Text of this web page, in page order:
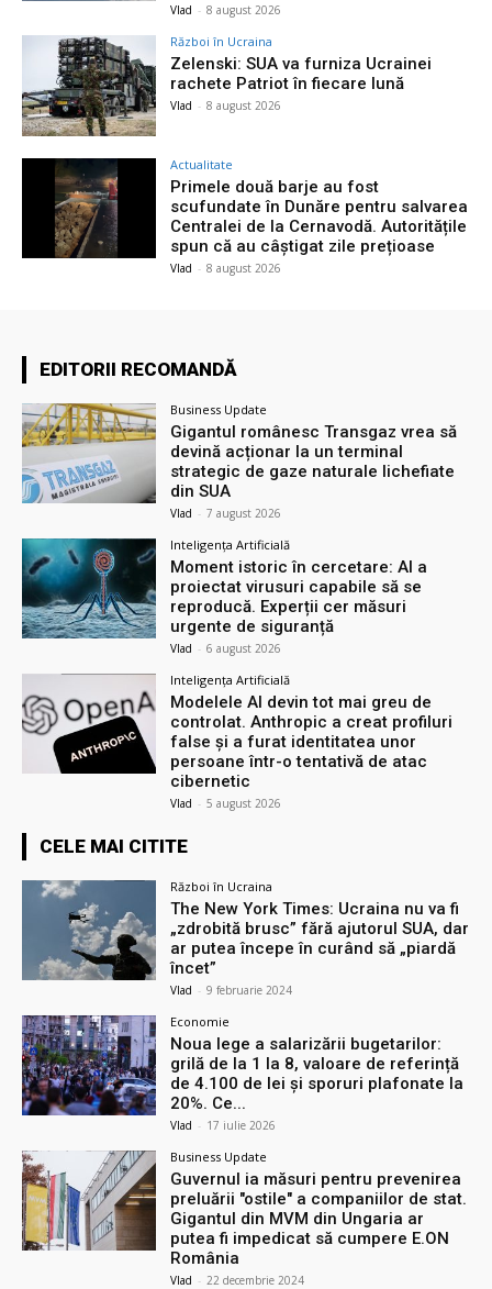
Vlad - 8 august 2026
Război în Ucraina
Zelenski: SUA va furniza Ucrainei
rachete Patriot în fiecare lună
Vlad - 8 august 2026
Actualitate
Primele două barje au fost
scufundate în Dunăre pentru salvarea
Centralei de la Cernavodă. Autoritățile
spun că au câștigat zile prețioase
Vlad - 8 august 2026
EDITORII RECOMANDĂ
Business Update
Gigantul românesc Transgaz vrea să
devină acționar la un terminal
strategic de gaze naturale lichefiate
din SUA
Vlad - 7 august 2026
Inteligența Artificială
Moment istoric în cercetare: AI a
proiectat virusuri capabile să se
reproducă. Experții cer măsuri
urgente de siguranță
Vlad - 6 august 2026
Inteligența Artificială
Modelele AI devin tot mai greu de
controlat. Anthropic a creat profiluri
false și a furat identitatea unor
persoane într-o tentativă de atac
cibernetic
Vlad - 5 august 2026
CELE MAI CITITE
Război în Ucraina
The New York Times: Ucraina nu va fi
„zdrobită brusc” fără ajutorul SUA, dar
ar putea începe în curând să „piardă
încet”
Vlad - 9 februarie 2024
Economie
Noua lege a salarizării bugetarilor:
grilă de la 1 la 8, valoare de referință
de 4.100 de lei și sporuri plafonate la
20%. Ce...
Vlad - 17 iulie 2026
Business Update
Guvernul ia măsuri pentru prevenirea
preluării ″ostile″ a companiilor de stat.
Gigantul din MVM din Ungaria ar
putea fi impedicat să cumpere E.ON
România
Vlad - 22 decembrie 2024